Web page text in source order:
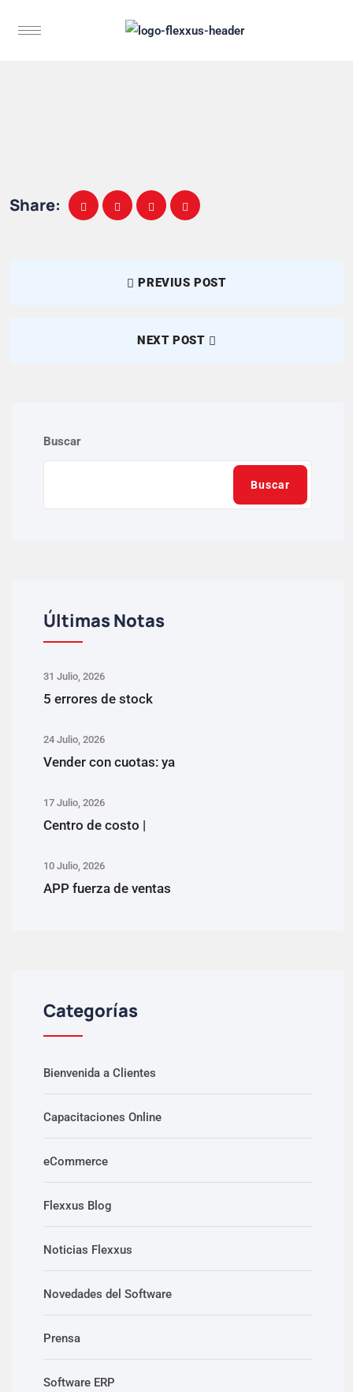
Share:
PREVIUS POST
NEXT POST
Buscar
Buscar
Últimas Notas
31 Julio, 2026
5 errores de stock
24 Julio, 2026
Vender con cuotas: ya
17 Julio, 2026
Centro de costo |
10 Julio, 2026
APP fuerza de ventas
Categorías
Bienvenida a Clientes
Capacitaciones Online
eCommerce
Flexxus Blog
Noticias Flexxus
Novedades del Software
Prensa
Software ERP